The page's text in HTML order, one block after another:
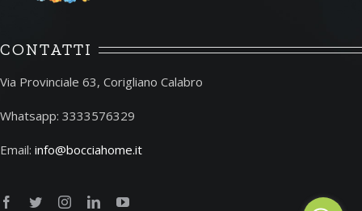
CONTATTI
Via Provinciale 63, Corigliano Calabro
Whatsapp: 3333576329
Email: info@bocciahome.it